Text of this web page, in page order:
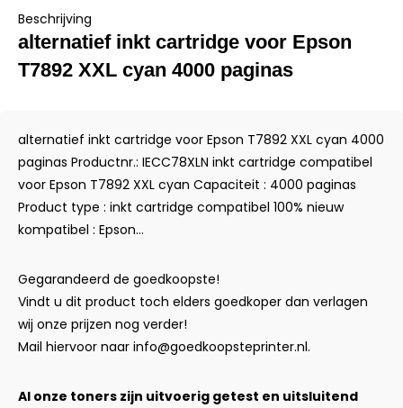
Beschrijving
alternatief inkt cartridge voor Epson
T7892 XXL cyan 4000 paginas
alternatief inkt cartridge voor Epson T7892 XXL cyan 4000
paginas Productnr.: IECC78XLN inkt cartridge compatibel
voor Epson T7892 XXL cyan Capaciteit : 4000 paginas
Product type : inkt cartridge compatibel 100% nieuw
kompatibel : Epson...
Gegarandeerd de goedkoopste!
Vindt u dit product toch elders goedkoper dan verlagen
wij onze prijzen nog verder!
Mail hiervoor naar info@goedkoopsteprinter.nl.
Al onze toners zijn uitvoerig getest en uitsluitend